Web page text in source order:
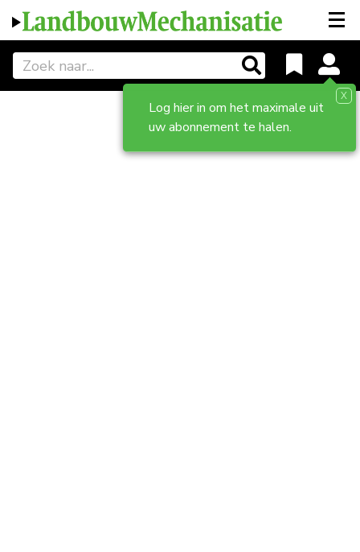
Log hier in om het maximale uit
uw abonnement te halen.
X